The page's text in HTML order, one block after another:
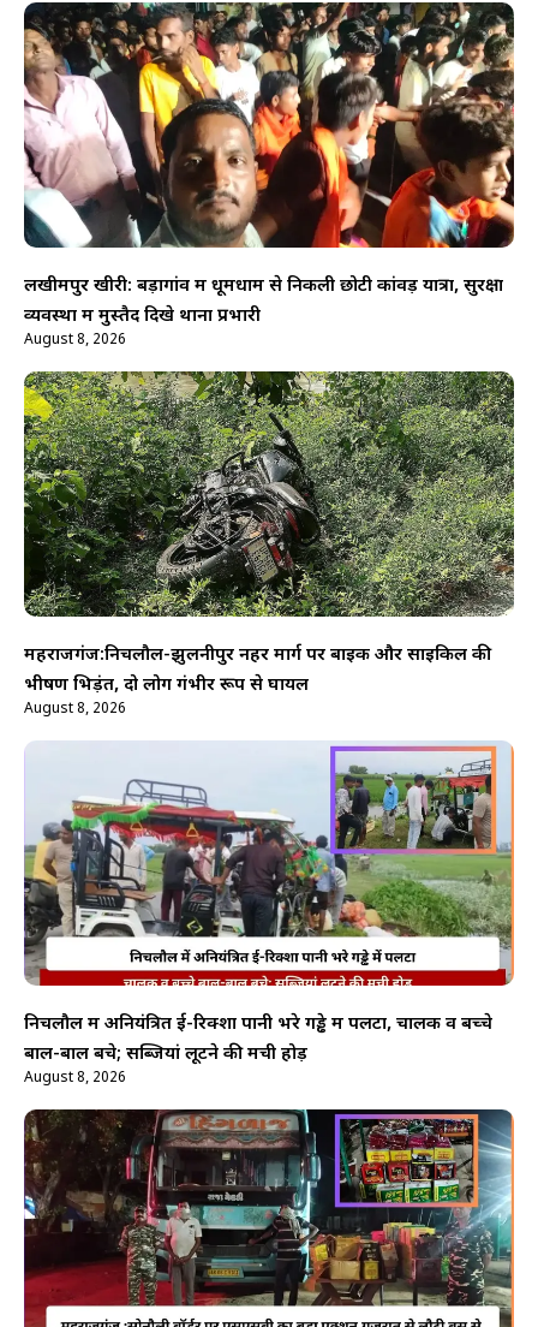
लखीमपुर खीरी: बड़ागांव में धूमधाम से निकली छोटी कांवड़ यात्रा, सुरक्षा
व्यवस्था में मुस्तैद दिखे थाना प्रभारी
August 8, 2026
महराजगंज:निचलौल-झुलनीपुर नहर मार्ग पर बाइक और साइकिल की
भीषण भिड़ंत, दो लोग गंभीर रूप से घायल
August 8, 2026
निचलौल में अनियंत्रित ई-रिक्शा पानी भरे गड्ढे में पलटा, चालक व बच्चे
बाल-बाल बचे; सब्जियां लूटने की मची होड़
August 8, 2026